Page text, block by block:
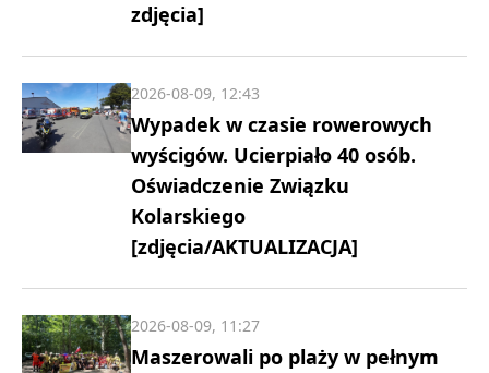
zdjęcia]
Wypadek w czasie rowerowych
wyścigów. Ucierpiało 40 osób.
Oświadczenie Związku
Kolarskiego
[zdjęcia/AKTUALIZACJA]
2026-08-09, 12:43
Maszerowali po plaży w pełnym
2026-08-09, 11:27